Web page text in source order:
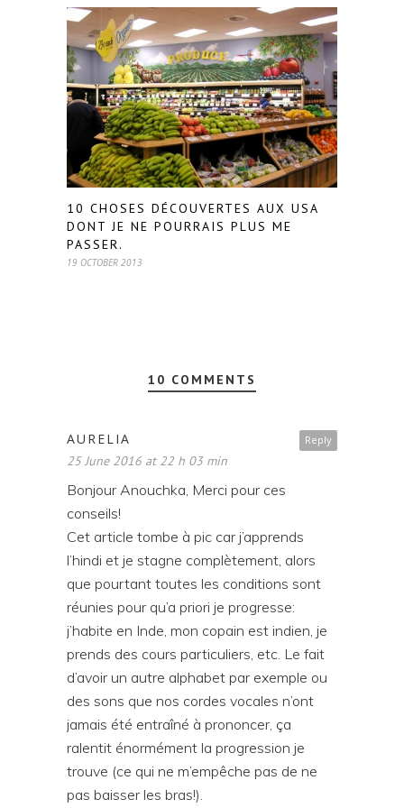
10 CHOSES DÉCOUVERTES AUX USA
DONT JE NE POURRAIS PLUS ME
PASSER.
19 OCTOBER 2013
10 COMMENTS
Reply
AURELIA
25 June 2016 at 22 h 03 min
Bonjour Anouchka, Merci pour ces
conseils!
Cet article tombe à pic car j’apprends
l’hindi et je stagne complètement, alors
que pourtant toutes les conditions sont
réunies pour qu’a priori je progresse:
j’habite en Inde, mon copain est indien, je
prends des cours particuliers, etc. Le fait
d’avoir un autre alphabet par exemple ou
des sons que nos cordes vocales n’ont
jamais été entraîné à prononcer, ça
ralentit énormément la progression je
trouve (ce qui ne m’empêche pas de ne
pas baisser les bras!).